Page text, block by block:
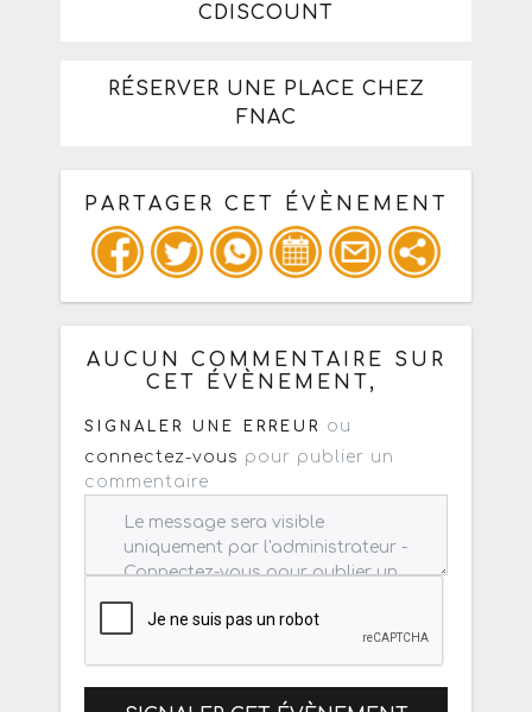
CDISCOUNT
RÉSERVER UNE PLACE CHEZ
FNAC
PARTAGER CET ÉVÈNEMENT
Copiez les infos ci-dessous pour un
: mail / forum / réseau social
AUCUN COMMENTAIRE SUR
CET ÉVÈNEMENT,
SIGNALER UNE ERREUR
ou
connectez-vous pour publier un
commentaire